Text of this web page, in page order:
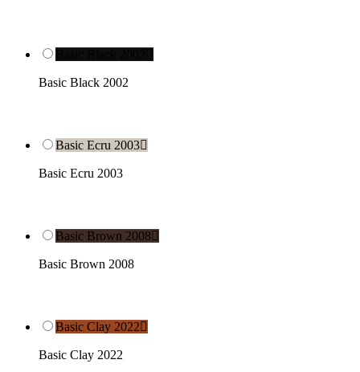
Basic Black 2002
Basic Ecru 2003
Basic Ecru 2003
Basic Brown 2008
Basic Brown 2008
Basic Clay 2022
Basic Clay 2022